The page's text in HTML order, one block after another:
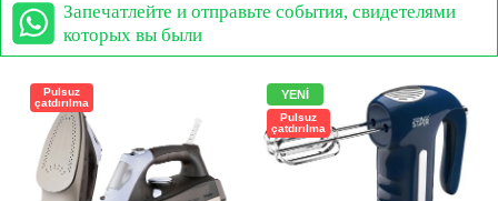
Запечатлейте и отправьте события, свидетелями
которых вы были